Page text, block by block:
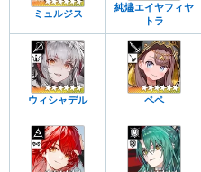
ミュルジス
純燼エイヤフィヤ
トラ
ウィシャデル ペペ